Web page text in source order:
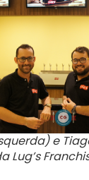
e
Lug’s